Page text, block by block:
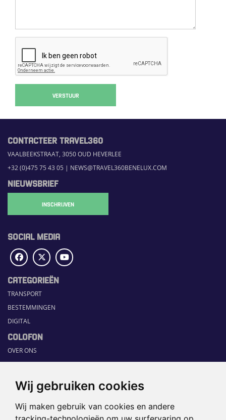
Wij gebruiken cookies
Wij maken gebruik van cookies en andere
VERSTUUR
CONTACTEER TRAVEL360
VAALBEEKSTRAAT, 3050 OUD HEVERLEE
+32 (0)475 75 43 05 | NEWS@TRAVEL360BENELUX.COM
NIEUWSBRIEF
INSCHRIJVEN
SOCIAL MEDIA
CATEGORIEËN
TRANSPORT
BESTEMMINGEN
DIGITAL
COLOFON
OVER ONS
COMMUNICATION PLATFORM
RUBRIEKEN
HOME